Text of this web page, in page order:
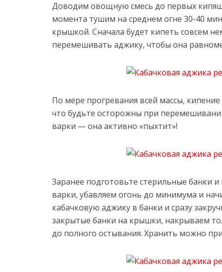
Доводим овощную смесь до первых
момента тушим на среднем огне 30-40
крышкой. Сначала будет кипеть совсем
перемешивать аджику, чтобы она
По мере прогревания всей массы,
что будьте осторожны при
варки — она активно «пыхтит»!
Заранее подготовьте стерильные банки
варки, убавляем огонь до минимума и
кабачковую аджику в банки и сразу
закрытые банки на крышки, накрываем
до полного остывания. Хранить можно